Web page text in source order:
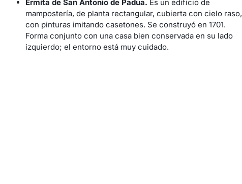
Ermita de San Antonio de Padua. Es un edificio de
mampostería, de planta rectangular, cubierta con cielo raso,
con pinturas imitando casetones. Se construyó en 1701.
Forma conjunto con una casa bien conservada en su lado
izquierdo; el entorno está muy cuidado.